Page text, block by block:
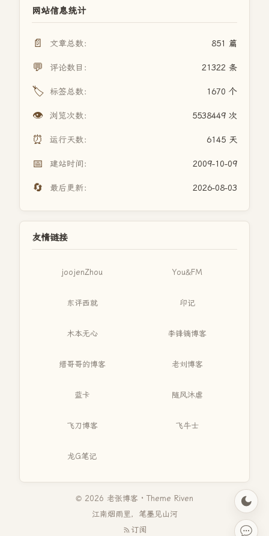
网站信息统计
📄 文章总数： 851 篇
💬 评论数目： 21322 条
🏷️ 标签总数： 1670 个
👁️ 浏览次数： 5538449 次
⏰ 运行天数： 6145 天
📅 建站时间： 2009-10-09
🔄 最后更新： 2026-08-03
友情链接
joojenZhou You&FM
东评西就 印记
木本无心 李锋镝博客
缙哥哥的博客 老刘博客
蓝卡 随风沐虐
飞刀博客 飞牛士
龙G笔记
© 2026 老张博客 · Theme Riven
江南烟雨里，笔墨见山河
订阅